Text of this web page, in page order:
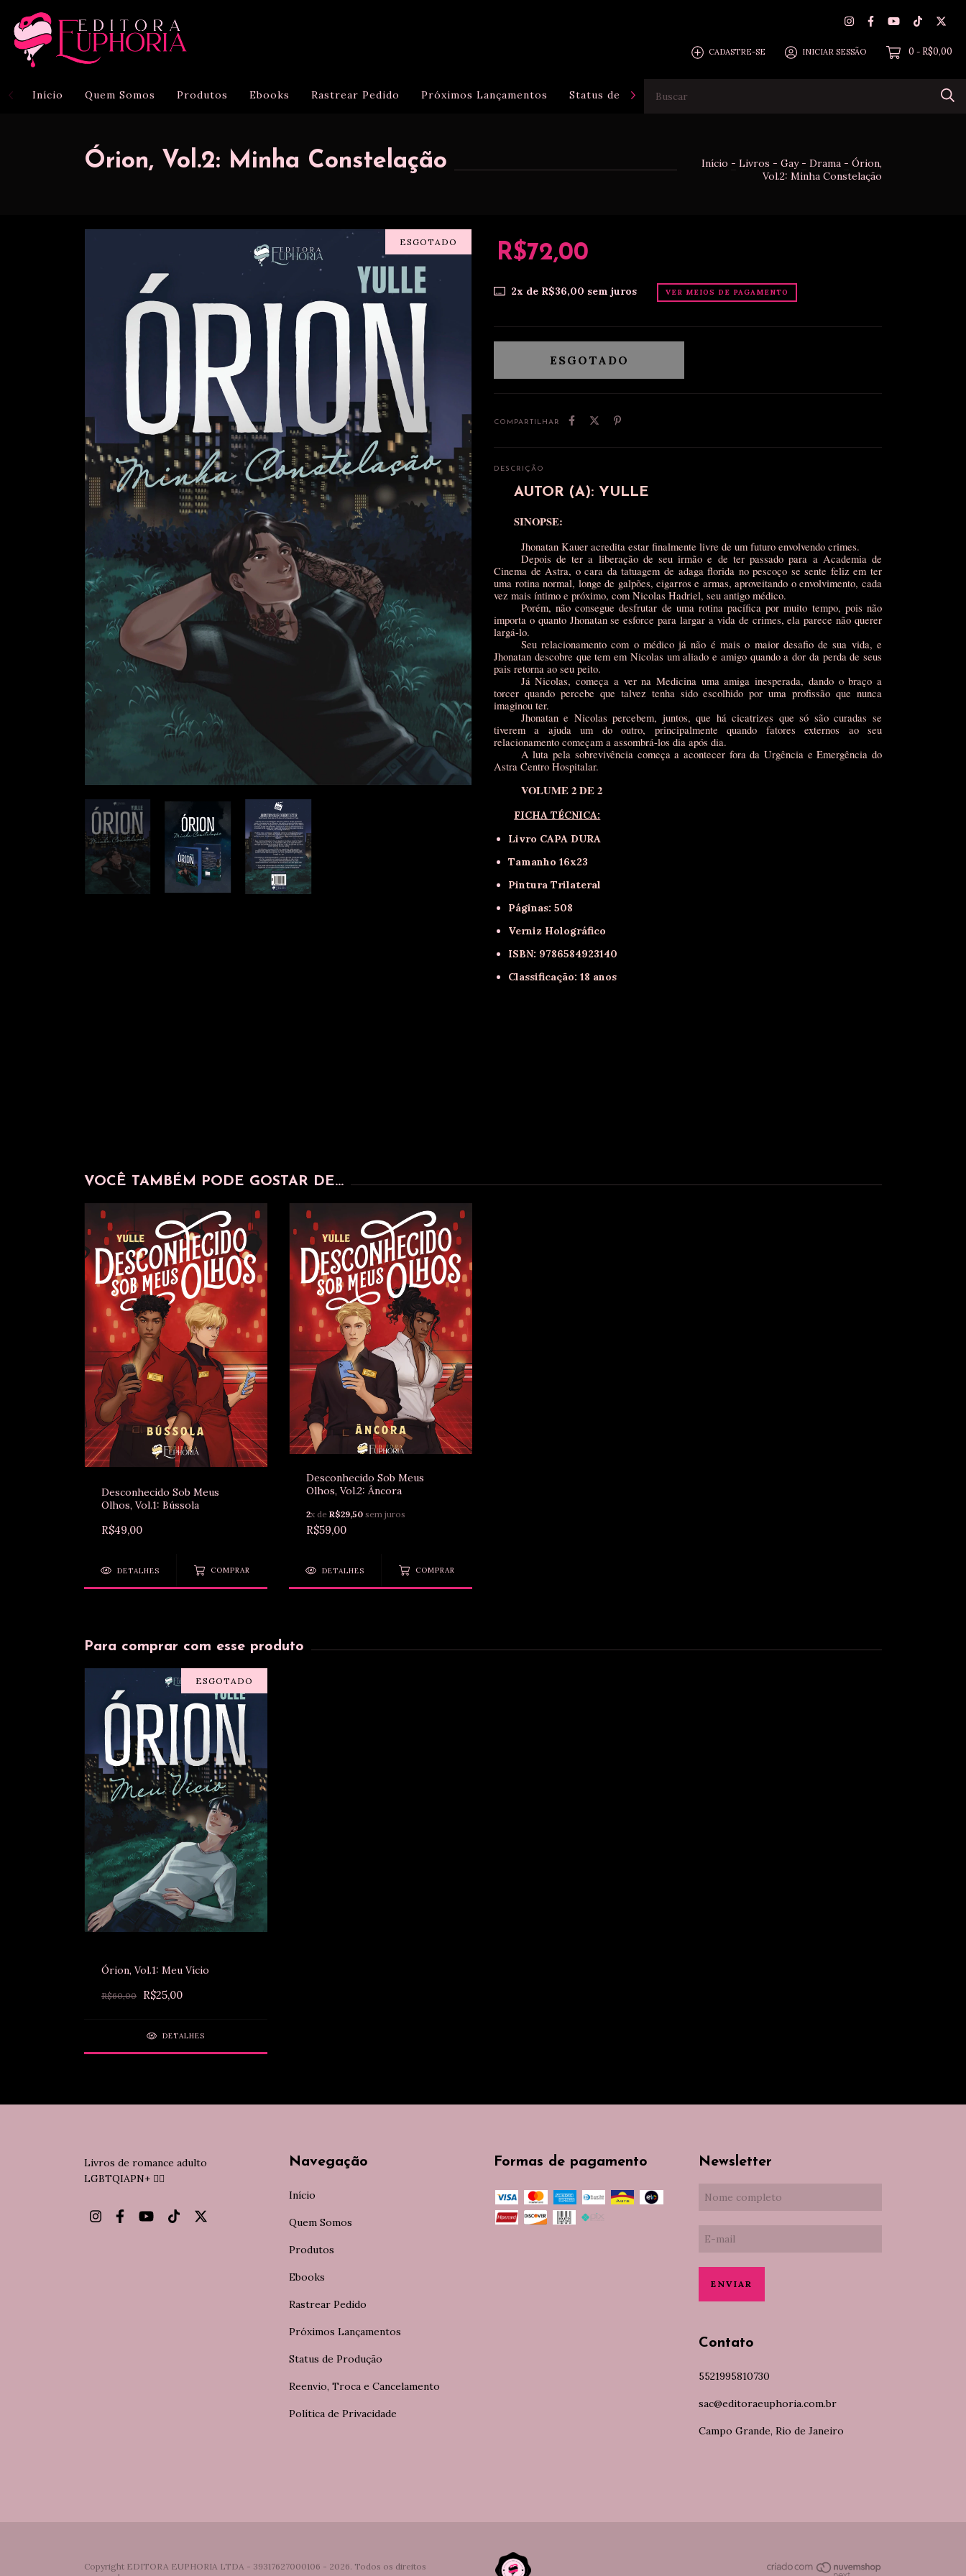
CADASTRE-SE INICIAR SESSÃO 0 - R$0,00
Início Quem Somos Produtos Ebooks Rastrear Pedido Próximos Lançamentos Status de Produção Política de
Órion, Vol.2: Minha Constelação Início - Livros - Gay - Drama - Órion,
Vol.2: Minha Constelação
ESGOTADO R$72,00
2x de R$36,00 sem juros VER MEIOS DE PAGAMENTO
COMPARTILHAR
DESCRIÇÃO
AUTOR (A): YULLE
SINOPSE:
Jhonatan Kauer acredita estar finalmente livre de um futuro envolvendo crimes.
Depois de ter a liberação de seu irmão e de ter passado para a Academia de
Cinema de Astra, o cara da tatuagem de adaga florida no pescoço se sente feliz em ter
uma rotina normal, longe de galpões, cigarros e armas, aproveitando o envolvimento, cada
vez mais íntimo e próximo, com Nicolas Hadriel, seu antigo médico.
Porém, não consegue desfrutar de uma rotina pacífica por muito tempo, pois não
importa o quanto Jhonatan se esforce para largar a vida de crimes, ela parece não querer
largá-lo.
Seu relacionamento com o médico já não é mais o maior desafio de sua vida, e
Jhonatan descobre que tem em Nicolas um aliado e amigo quando a dor da perda de seus
pais retorna ao seu peito.
Já Nicolas, começa a ver na Medicina uma amiga inesperada, dando o braço a
torcer quando percebe que talvez tenha sido escolhido por uma profissão que nunca
imaginou ter.
Jhonatan e Nicolas percebem, juntos, que há cicatrizes que só são curadas se
tiverem a ajuda um do outro, principalmente quando fatores externos ao seu
relacionamento começam a assombrá-los dia após dia.
A luta pela sobrevivência começa a acontecer fora da Urgência e Emergência do
Astra Centro Hospitalar.
VOLUME 2 DE 2
FICHA TÉCNICA:
Livro CAPA DURA
Tamanho 16x23
Pintura Trilateral
Páginas: 508
Verniz Holográfico
ISBN: 9786584923140
Classificação: 18 anos
VOCÊ TAMBÉM PODE GOSTAR DE...
Desconhecido Sob Meus
Olhos, Vol.1: Bússola
R$49,00
DETALHES COMPRAR
Desconhecido Sob Meus
Olhos, Vol.2: Âncora
2x de R$29,50 sem juros
R$59,00
DETALHES COMPRAR
Para comprar com esse produto
ESGOTADO
Órion, Vol.1: Meu Vício
R$60,00 R$25,00
DETALHES
Livros de romance adulto
LGBTQIAPN+ 🏳️‍🌈
Navegação
Início
Quem Somos
Produtos
Ebooks
Rastrear Pedido
Próximos Lançamentos
Status de Produção
Reenvio, Troca e Cancelamento
Política de Privacidade
Formas de pagamento Newsletter
Contato
5521995810730
sac@editoraeuphoria.com.br
Campo Grande, Rio de Janeiro
Copyright EDITORA EUPHORIA LTDA - 39317627000106 - 2026. Todos os direitos